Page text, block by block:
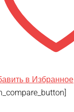
в Избранное